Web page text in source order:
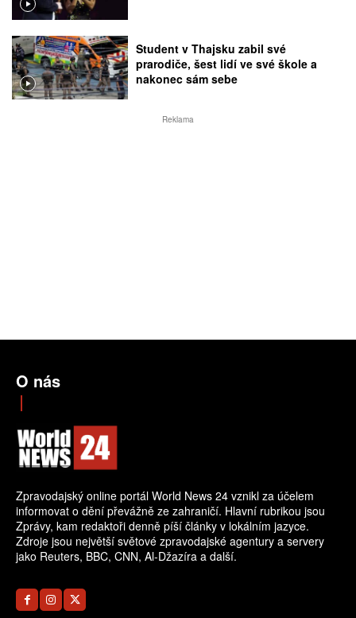
Student v Thajsku zabil své
prarodiče, šest lidí ve své škole a
nakonec sám sebe
Reklama
O nás
Zpravodajský online portál World News 24 vznikl za účelem
informovat o dění převážně ze zahraničí. Hlavní rubrikou jsou
Zprávy, kam redaktoři denně píší články v lokálním jazyce.
Zdroje jsou největší světové zpravodajské agentury a servery
jako Reuters, BBC, CNN, Al-Džazíra a další.